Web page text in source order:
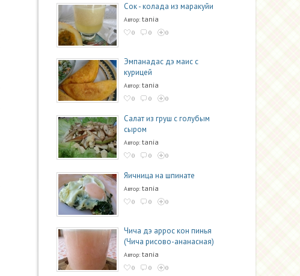
Сок - колада из маракуйи
Автор: tania
0 0 0
Эмпанадас дэ маис с
курицей
Автор: tania
0 0 0
Салат из груш с голубым
сыром
Автор: tania
0 0 0
Яичница на шпинате
Автор: tania
0 0 0
Чича дэ аррос кон пинья
(Чича рисово-ананасная)
Автор: tania
0 0 0